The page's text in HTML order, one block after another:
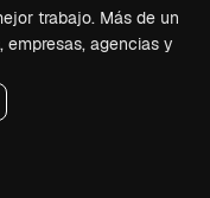
trabajo. Más de un
agencias y